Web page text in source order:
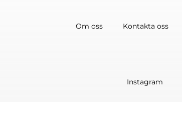
Om oss Kontakta oss
Instagram